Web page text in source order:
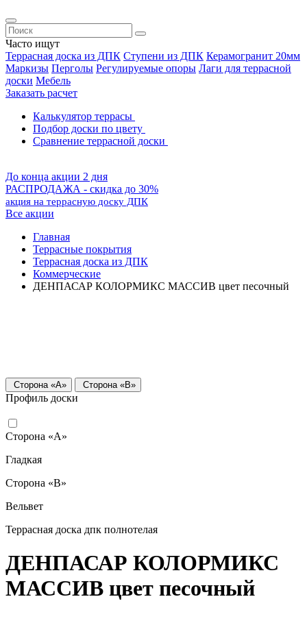
Часто ищут
Террасная доска из ДПК Ступени из ДПК Керамогранит 20мм
Маркизы Перголы Регулируемые опоры Лаги для террасной
доски Мебель
Заказать расчет
Калькулятор террасы
Подбор доски по цвету
Сравнение террасной доски
До конца акции 2 дня
РАСПРОДАЖА - скидка до 30%
акция на террасную доску ДПК
Все акции
Главная
Террасные покрытия
Террасная доска из ДПК
Коммерческие
ДЕНПАСАР КОЛОРМИКС МАССИВ цвет песочный
Сторона «А» Сторона «В»
Профиль доски
Сторона «А»
Гладкая
Сторона «B»
Вельвет
Террасная доска дпк полнотелая
ДЕНПАСАР КОЛОРМИКС
МАССИВ цвет песочный